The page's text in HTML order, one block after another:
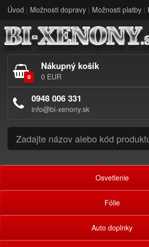
Úvod | Možnosti dopravy | Možnosti platby |
0
Nákupný košík
0 EUR
0948 006 331
info@bi-xenony.sk
Osvetlenie
Fólie
Auto doplnky